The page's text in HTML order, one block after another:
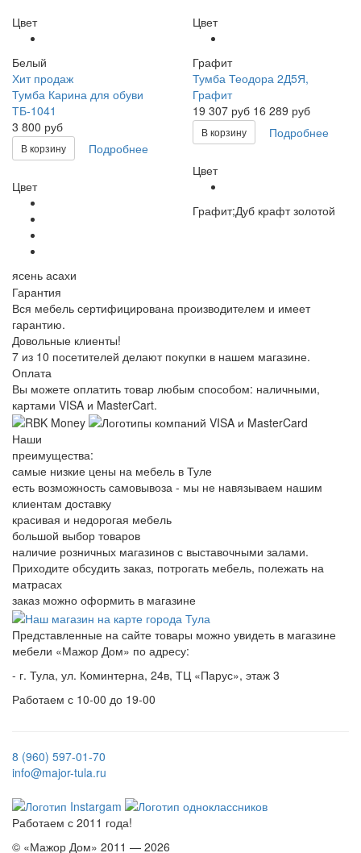
Цвет
Белый
Цвет
Графит
Хит продаж
Тумба Карина для обуви
ТБ-1041
3 800 руб
В корзину Подробнее
Цвет
ясень асахи
Тумба Теодора 2Д5Я,
Графит
19 307 руб 16 289 руб
В корзину Подробнее
Цвет
Графит;Дуб крафт золотой
Гарантия
Вся мебель сертифицирована производителем и имеет
гарантию.
Довольные клиенты!
7 из 10 посетителей делают покупки в нашем магазине.
Оплата
Вы можете оплатить товар любым способом: наличными,
картами VISA и MasterCart.
Наши
преимущества:
самые низкие цены на мебель в Туле
есть возможность самовывоза - мы не навязываем нашим
клиентам доставку
красивая и недорогая мебель
большой выбор товаров
наличие розничных магазинов с выставочными залами.
Приходите обсудить заказ, потрогать мебель, полежать на
матрасах
заказ можно оформить в магазине
Представленные на сайте товары можно увидеть в магазине
мебели «Мажор Дом» по адресу:
- г. Тула, ул. Коминтерна, 24в, ТЦ «Парус», этаж 3
Работаем с 10-00 до 19-00
8 (960) 597-01-70
info@major-tula.ru
Работаем с 2011 года!
© «Мажор Дом» 2011 — 2026